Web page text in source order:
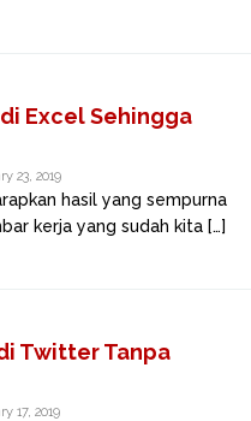
Excel Sehingga
23, 2019
hasil yang sempurna
kerja yang sudah kita […]
Twitter Tanpa
17, 2019